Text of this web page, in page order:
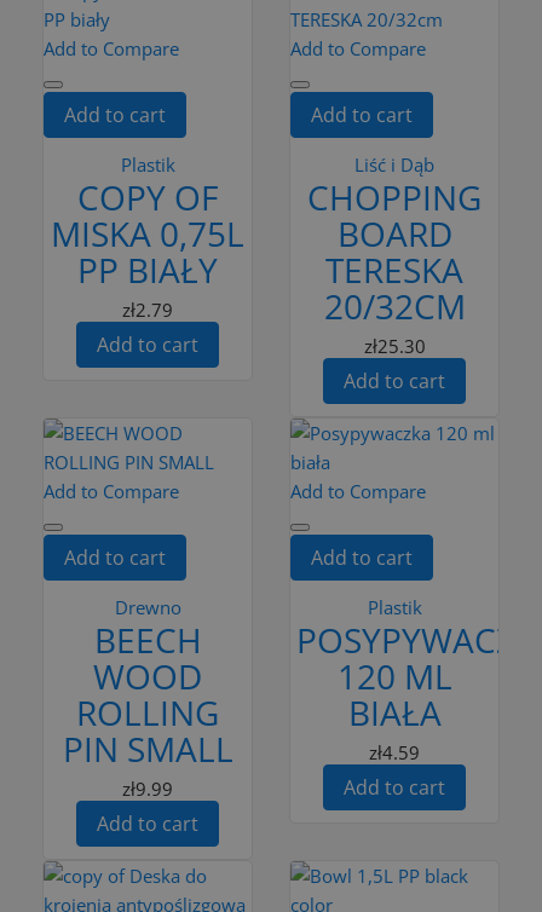
Add to Compare
Add to cart
Plastik
COPY OF
MISKA 0,75L
PP BIAŁY
zł2.79
Add to cart
Add to Compare
Add to cart
Liść i Dąb
CHOPPING
BOARD
TERESKA
20/32CM
zł25.30
Add to cart
Add to Compare
Add to cart
Drewno
BEECH
WOOD
ROLLING
PIN SMALL
zł9.99
Add to cart
Add to Compare
Add to cart
Plastik
120 ML
BIAŁA
zł4.59
Add to cart